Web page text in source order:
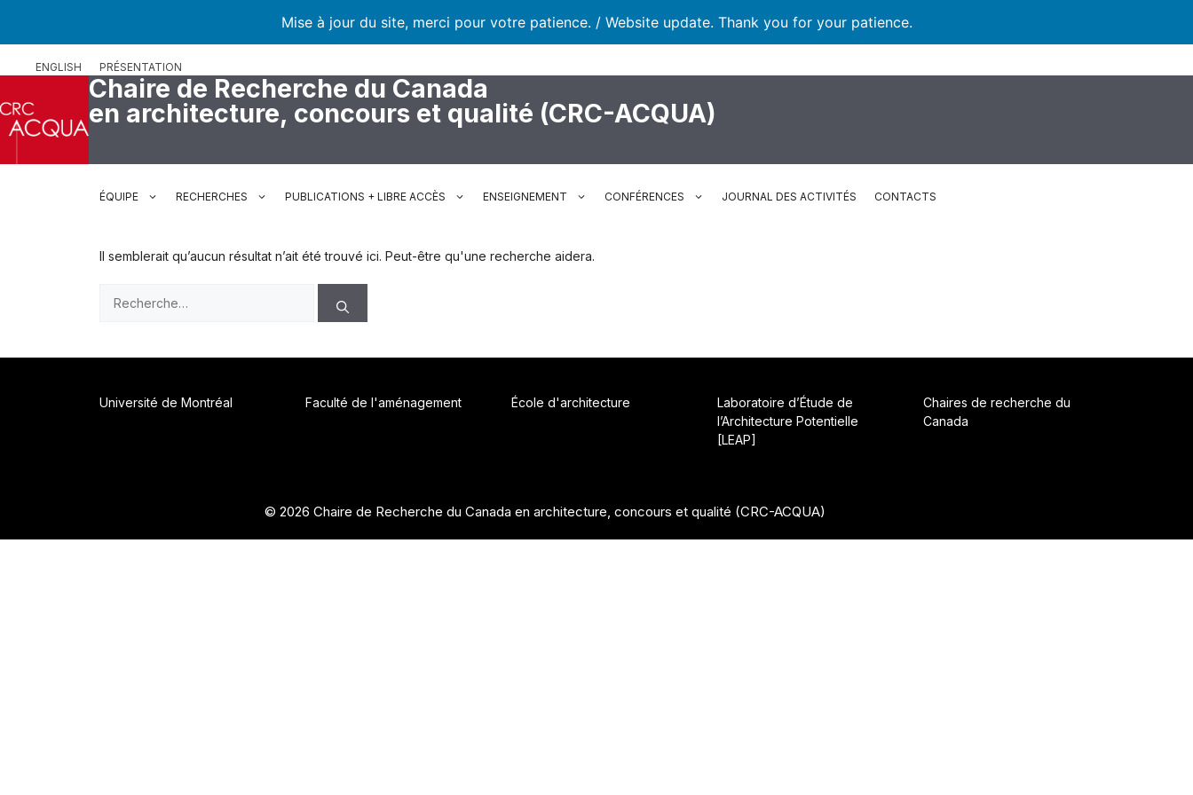
Mise à jour du site, merci pour votre patience. / Website update. Thank you for your patience.
ENGLISH PRÉSENTATION
Chaire de Recherche du Canada
en architecture, concours et qualité (CRC-ACQUA)
ÉQUIPE RECHERCHES PUBLICATIONS + LIBRE ACCÈS ENSEIGNEMENT CONFÉRENCES JOURNAL DES ACTIVITÉS CONTACTS
Il semblerait qu’aucun résultat n’ait été trouvé ici. Peut-être qu'une recherche aidera.
Université de Montréal Faculté de l'aménagement École d'architecture
Laboratoire d’Étude de
l’Architecture Potentielle
[LEAP]
Chaires de recherche du
Canada
© 2026 Chaire de Recherche du Canada en architecture, concours et qualité (CRC-ACQUA)